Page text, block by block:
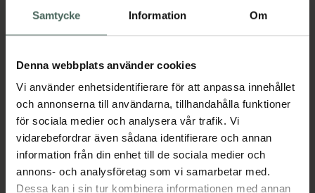
Samtycke Information Om
Denna webbplats använder cookies
Vi använder enhetsidentifierare för att anpassa innehållet
och annonserna till användarna, tillhandahålla funktioner
för sociala medier och analysera vår trafik. Vi
vidarebefordrar även sådana identifierare och annan
information från din enhet till de sociala medier och
annons- och analysföretag som vi samarbetar med.
Dessa kan i sin tur kombinera informationen med annan
Köp båda för:518 kr
Köp båda
Beskrivning Dölj
IDUN Minerals Perfect Under Eye Concealer
Fair är en flytande concealer med medium
täckning. Den har en krämig formula och ger
en viktlös känsla på huden vilket gör att den